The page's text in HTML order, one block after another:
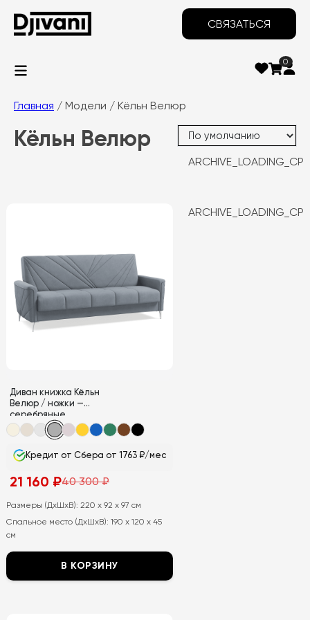
СВЯЗАТЬСЯ
0
Главная / Модели / Кёльн Велюр
Кёльн Велюр
ARCHIVE_LOADING_CP
Диван книжка Кёльн
Велюр / ножки —
серебряные
Кредит от Сбера от 1763 ₽/мес
40 300₽
Первоначальная
составляла
300
₽.
21 160 ₽
Текущая
21
₽.
Размеры (ДхШхВ): 220 x 92 x 97 см
Спальное место (ДхШхВ): 190 x 120 x 45
см
В КОРЗИНУ
ARCHIVE_LOADING_CP